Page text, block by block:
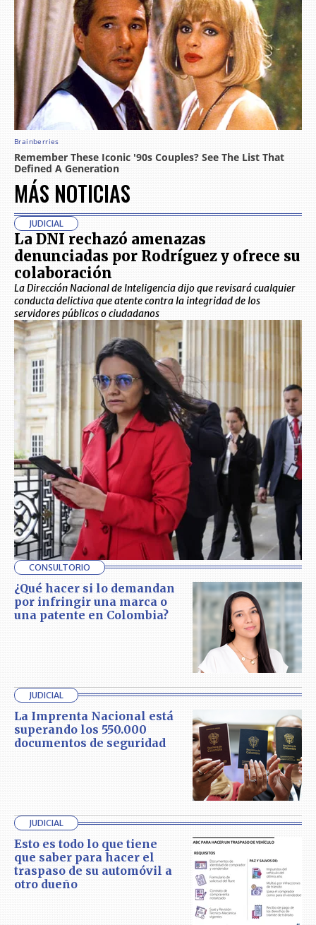
MÁS NOTICIAS
JUDICIAL
La DNI rechazó amenazas
denunciadas por Rodríguez y ofrece su
colaboración
La Dirección Nacional de Inteligencia dijo que revisará cualquier
conducta delictiva que atente contra la integridad de los
servidores públicos o ciudadanos
CONSULTORIO
¿Qué hacer si lo demandan
por infringir una marca o
una patente en Colombia?
JUDICIAL
La Imprenta Nacional está
superando los 550.000
documentos de seguridad
JUDICIAL
Esto es todo lo que tiene
que saber para hacer el
traspaso de su automóvil a
otro dueño